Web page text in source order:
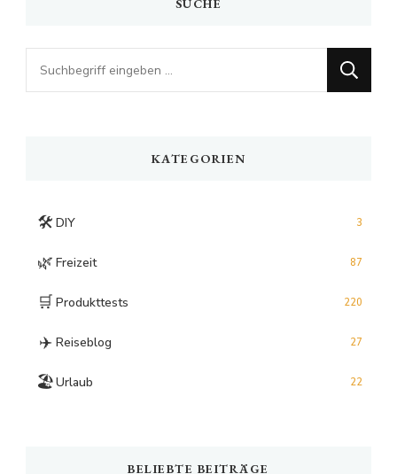
SUCHE
Looking
for
KATEGORIEN
🛠️ DIY 3
🌿 Freizeit 87
🛒 Produkttests 220
✈️ Reiseblog 27
🏖️Urlaub 22
BELIEBTE BEITRÄGE